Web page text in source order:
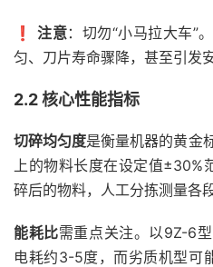
❗ 注意：切勿“小马拉大车”
匀、刀片寿命骤降，甚至引发
2.2 核心性能指标
切碎均匀度是衡量机器的黄金
上的物料长度在设定值±30%
碎后的物料，人工分拣测量各段
能耗比需重点关注。以9Z-6
电耗约3-5度，而劣质机型可